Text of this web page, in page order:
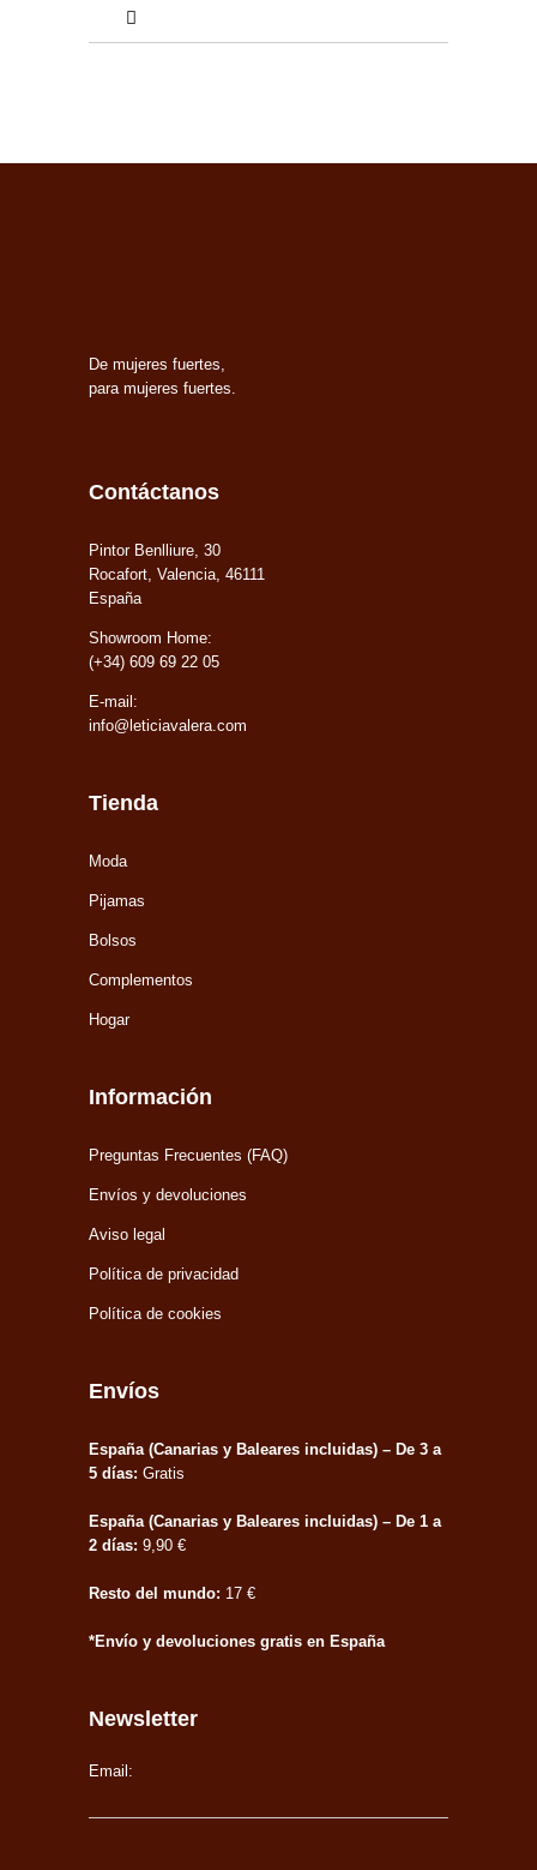
De mujeres fuertes,
para mujeres fuertes.
Contáctanos
Pintor Benlliure, 30
Rocafort, Valencia, 46111
España
Showroom Home:
(+34) 609 69 22 05
E-mail:
info@leticiavalera.com
Tienda
Moda
Pijamas
Bolsos
Complementos
Hogar
Información
Preguntas Frecuentes (FAQ)
Envíos y devoluciones
Aviso legal
Política de privacidad
Política de cookies
Envíos
España (Canarias y Baleares incluidas) – De 3 a
5 días: Gratis
España (Canarias y Baleares incluidas) – De 1 a
2 días: 9,90 €
Resto del mundo: 17 €
*Envío y devoluciones gratis en España
Newsletter
Email: